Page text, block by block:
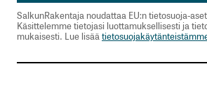
SalkunRakentaja noudattaa EU:n tietosuoja-
Käsittelemme tietojasi luottamuksellisesti ja
mukaisesti. Lue lisää